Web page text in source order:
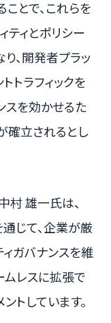
とで、これらを
ティとポリシー
、開発者プラッ
トラフィックを
スを効かせるた
確立されるとし
村 雄一氏は、
じて、企業が厳
ガバナンスを維
ムレスに拡張で
トしています。